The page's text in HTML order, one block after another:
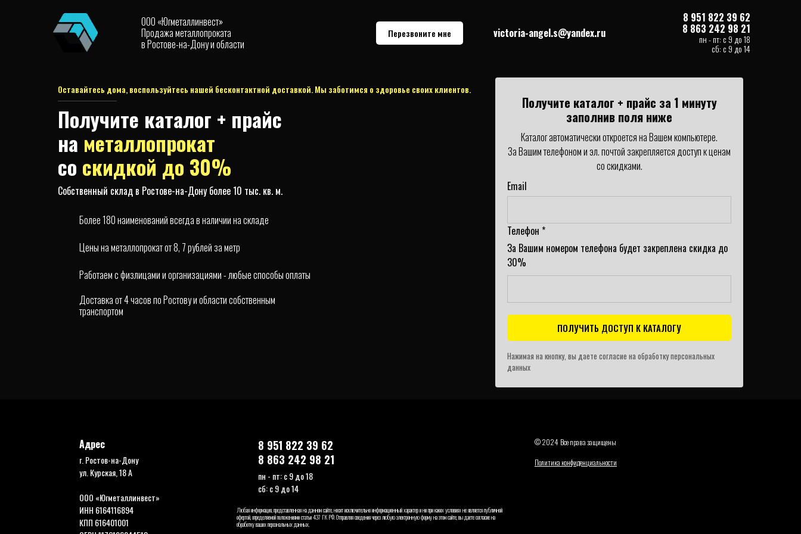
ООО «Югметаллинвест»
Продажа металлопроката
в Ростове-на-Дону и области
Перезвоните мне victoria-angel.s@yandex.ru
8 951 822 39 62
8 863 242 98 21
пн - пт: с 9 до 18
сб: с 9 до 14
Оставайтесь дома, воспользуйтесь нашей бесконтактной доставкой.Мы заботимся о здоровье своих клиентов.
Получите каталог + прайс
на металлопрокат
со скидкой до 30%
Собственный склад в Ростове-на-Дону более 10 тыс. кв. м.
Более 180 наименований всегда в наличии на складе
Цены на металлопрокат от 8, 7 рублей за метр
Работаем с физлицами и организациями - любые способы оплаты
Доставка от 4 часов по Ростову и области собственным
транспортом
Получите каталог + прайс за 1 минуту
заполнив поля ниже
Каталог автоматически откроется на Вашем компьютере.
За Вашим телефоном и эл. почтой закрепляется доступ к ценам
со скидками.
Email
Телефон *
За Вашим номером телефона будет закреплена скидка до
30%
ПОЛУЧИТЬ ДОСТУП К КАТАЛОГУ
Нажимая на кнопку, вы даете согласие на обработку персональных
данных
Адрес
г. Ростов-на-Дону
ул. Курская, 18 А
ООО «Югметаллинвест»
ИНН 6164116894
КПП 616401001
8 951 822 39 62
8 863 242 98 21
пн - пт: с 9 до 18
сб: с 9 до 14
Любая информация, представленная на данном сайте, носит исключительно информационный характер и ни при каких условиях не является публичной
офертой, определяемой положениями статьи 437 ГК РФ. Отправляя сведения через любую электронную форму на этом сайте, вы даете согласие на
обработку ваших персональных данных.
© 2024 Все права защищены
Политика конфиденциальности